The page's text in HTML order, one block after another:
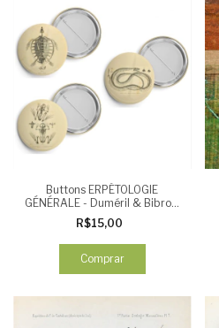
Buttons ERPÉTOLOGIE
GÉNÉRALE - Duméril & Bibron,
1839 - Esqueletos (3 unid)
R$15,00
Comprar